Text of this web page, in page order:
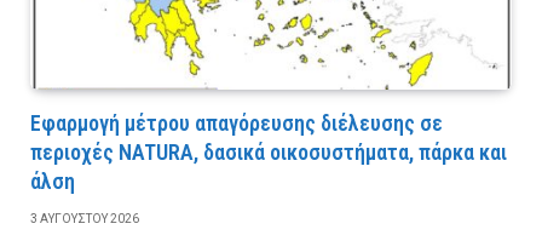
Εφαρμογή μέτρου απαγόρευσης διέλευσης σε
περιοχές NATURA, δασικά οικοσυστήματα, πάρκα και
άλση
3 ΑΥΓΟΎΣΤΟΥ 2026